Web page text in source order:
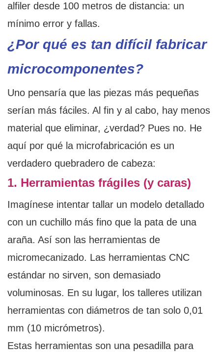
alfiler desde 100 metros de distancia: un
mínimo error y fallas.
¿Por qué es tan difícil fabricar
microcomponentes?
Uno pensaría que las piezas más pequeñas
serían más fáciles. Al fin y al cabo, hay menos
material que eliminar, ¿verdad? Pues no. He
aquí por qué la microfabricación es un
verdadero quebradero de cabeza:
1. Herramientas frágiles (y caras)
Imagínese intentar tallar un modelo detallado
con un cuchillo más fino que la pata de una
araña. Así son las herramientas de
micromecanizado. Las herramientas CNC
estándar no sirven, son demasiado
voluminosas. En su lugar, los talleres utilizan
herramientas con diámetros de tan solo 0,01
mm (10 micrómetros).
Estas herramientas son una pesadilla para